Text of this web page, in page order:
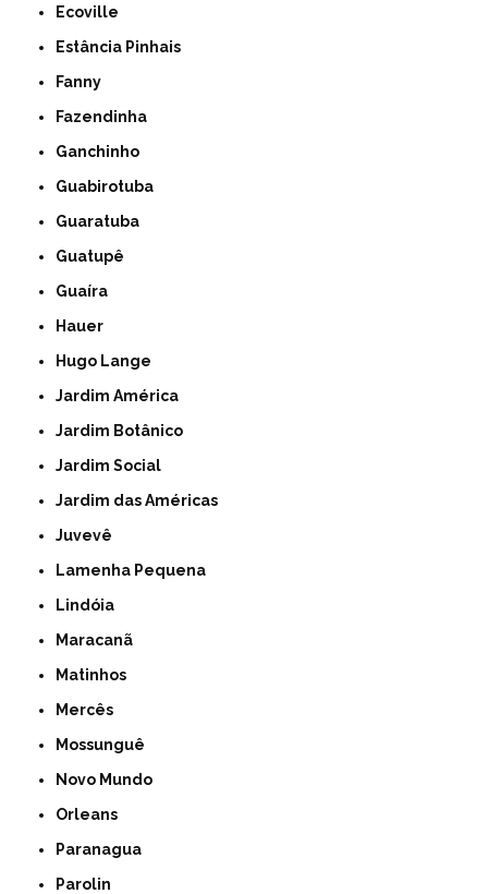
Ecoville
Estância Pinhais
Fanny
Fazendinha
Ganchinho
Guabirotuba
Guaratuba
Guatupê
Guaíra
Hauer
Hugo Lange
Jardim América
Jardim Botânico
Jardim Social
Jardim das Américas
Juvevê
Lamenha Pequena
Lindóia
Maracanã
Matinhos
Mercês
Mossunguê
Novo Mundo
Orleans
Paranagua
Parolin